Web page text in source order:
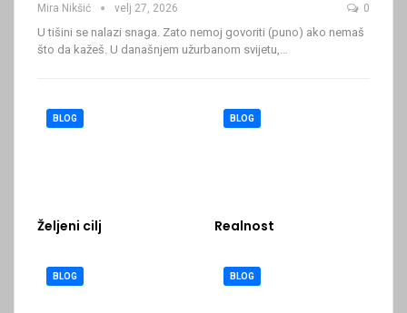
Mira Nikšić velj 27, 2026 0
U tišini se nalazi snaga. Zato nemoj govoriti (puno) ako nemaš
što da kažeš. U današnjem užurbanom svijetu,
BLOG
Željeni cilj
BLOG
Realnost
BLOG BLOG